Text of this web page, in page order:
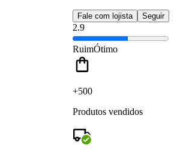
Fale com lojista Seguir
2.9
RuimÓtimo
+500
Produtos vendidos